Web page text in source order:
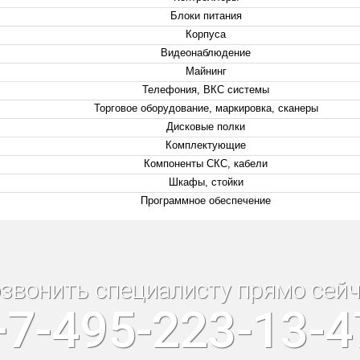
Блоки питания
Корпуса
Видеонаблюдение
Майнинг
Телефония, ВКС системы
Торговое оборудование, маркировка, сканеры
Дисковые полки
Комплектующие
Компоненты СКС, кабели
Шкафы, стойки
Программное обеспечение
специалисту прямо
495-223-13-